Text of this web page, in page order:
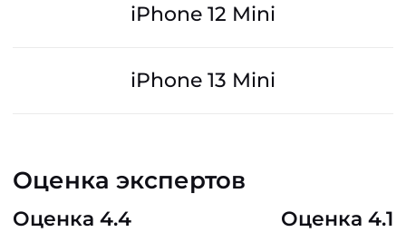
iPhone 12 Mini
iPhone 13 Mini
Оценка экспертов
Оценка 4.4 Оценка 4.1